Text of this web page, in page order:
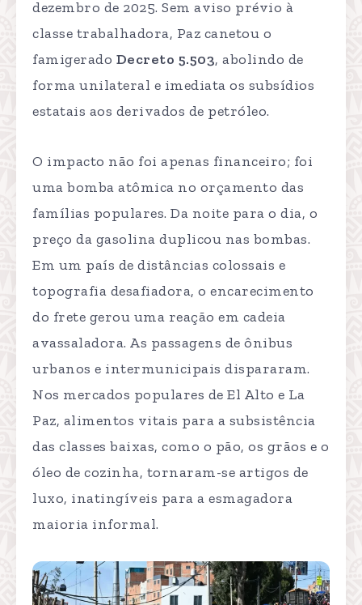
dezembro de 2025. Sem aviso prévio à
classe trabalhadora, Paz canetou o
famigerado Decreto 5.503, abolindo de
forma unilateral e imediata os subsídios
estatais aos derivados de petróleo.
O impacto não foi apenas financeiro; foi
uma bomba atômica no orçamento das
famílias populares. Da noite para o dia, o
preço da gasolina duplicou nas bombas.
Em um país de distâncias colossais e
topografia desafiadora, o encarecimento
do frete gerou uma reação em cadeia
avassaladora. As passagens de ônibus
urbanos e intermunicipais dispararam.
Nos mercados populares de El Alto e La
Paz, alimentos vitais para a subsistência
das classes baixas, como o pão, os grãos e o
óleo de cozinha, tornaram-se artigos de
luxo, inatingíveis para a esmagadora
maioria informal.